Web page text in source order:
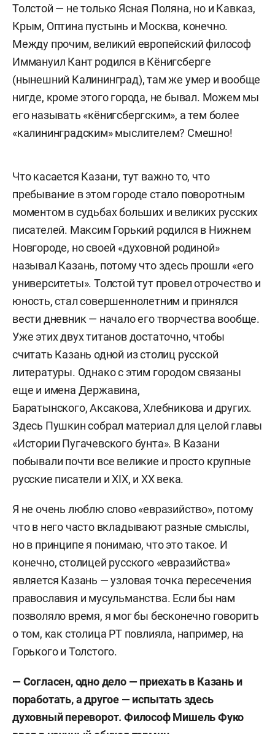
Толстой — не только Ясная Поляна, но и Кавказ,
Крым, Оптина пустынь и Москва, конечно.
Между прочим, великий европейский философ
Иммануил Кант родился в Кёнигсберге
(нынешний Калининград), там же умер и вообще
нигде, кроме этого города, не бывал. Можем мы
его называть «кёнигсбергским», а тем более
«калининградским» мыслителем? Смешно!
Что касается Казани, тут важно то, что
пребывание в этом городе стало поворотным
моментом в судьбах больших и великих русских
писателей. Максим Горький родился в Нижнем
Новгороде, но своей «духовной родиной»
называл Казань, потому что здесь прошли «его
университеты». Толстой тут провел отрочество и
юность, стал совершеннолетним и принялся
вести дневник — начало его творчества вообще.
Уже этих двух титанов достаточно, чтобы
считать Казань одной из столиц русской
литературы. Однако с этим городом связаны
еще и имена Державина,
Баратынского, Аксакова, Хлебникова и других.
Здесь Пушкин собрал материал для целой главы
«Истории Пугачевского бунта». В Казани
побывали почти все великие и просто крупные
русские писатели и XIX, и ХХ века.
Я не очень люблю слово «евразийство», потому
что в него часто вкладывают разные смыслы,
но в принципе я понимаю, что это такое. И
конечно, столицей русского «евразийства»
является Казань — узловая точка пересечения
православия и мусульманства. Если бы нам
позволяло время, я мог бы бесконечно говорить
о том, как столица РТ повлияла, например, на
Горького и Толстого.
— Согласен, одно дело — приехать в Казань и
поработать, а другое — испытать здесь
духовный переворот. Философ Мишель Фуко